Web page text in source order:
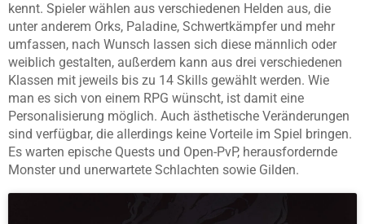
kennt. Spieler wählen aus verschiedenen Helden aus, die
unter anderem Orks, Paladine, Schwertkämpfer und mehr
umfassen, nach Wunsch lassen sich diese männlich oder
weiblich gestalten, außerdem kann aus drei verschiedenen
Klassen mit jeweils bis zu 14 Skills gewählt werden. Wie
man es sich von einem RPG wünscht, ist damit eine
Personalisierung möglich. Auch ästhetische Veränderungen
sind verfügbar, die allerdings keine Vorteile im Spiel bringen.
Es warten epische Quests und Open-PvP, herausfordernde
Monster und unerwartete Schlachten sowie Gilden.